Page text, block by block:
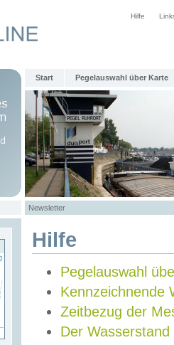
Hilfe
Start Pegelauswahl über Karte
Newsletter
Hilfe
Pegelauswahl
Kennzeichnende
Zeitbezug der
Der Wasserstand